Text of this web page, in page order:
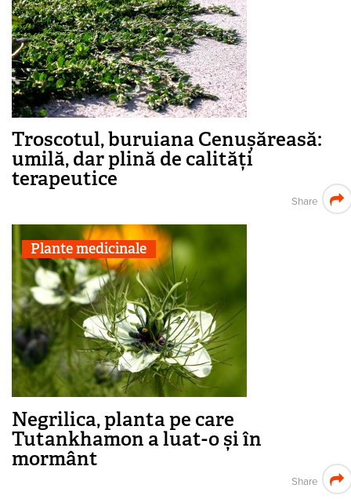
Troscotul, buruiana Cenușăreasă:
umilă, dar plină de calități
terapeutice
Share
Plante medicinale
Negrilica, planta pe care
Tutankhamon a luat-o și în
mormânt
Share